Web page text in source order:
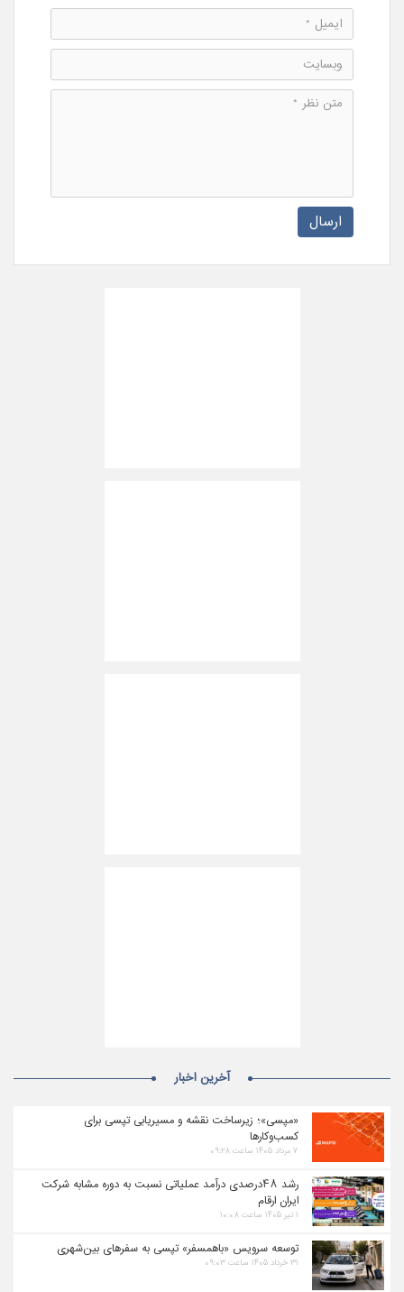
ارسال
آخرین اخبار
«مپسی»؛ زیرساخت نقشه و مسیریابی تپسی برای
کسب‌وکارها
۷ مرداد ۱۴۰۵ ساعت ۰۹:۲۸
رشد ۴۸درصدی درآمد عملیاتی نسبت به دوره مشابه شرکت
ایران ارقام
۱ تیر ۱۴۰۵ ساعت ۱۰:۰۸
توسعه سرویس «باهمسفر» تپسی به سفرهای بین‌شهری
۳۱ خرداد ۱۴۰۵ ساعت ۰۹:۰۳